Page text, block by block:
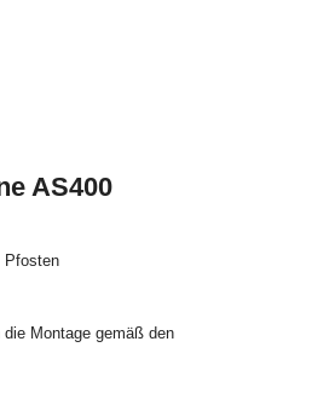
AS400
Pfosten
Montage gemäß den